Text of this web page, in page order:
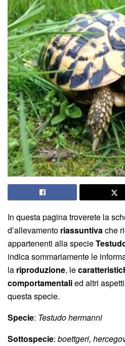
In questa pagina troverete la
d’allevamento riassuntivache
appartenenti alla specie
indica sommariamente le
la riproduzione, le
comportamentalied altri
questa specie.
Specie: Testudo hermanni
Sottospecie: boettgeri,